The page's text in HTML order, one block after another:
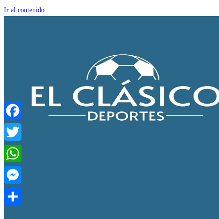
Ir al contenido
Facebook
Twitter
WhatsApp
Messenger